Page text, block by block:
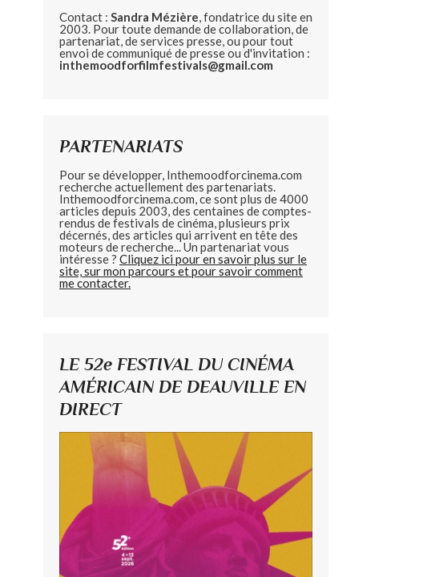
Contact : Sandra Mézière, fondatrice du site en
2003. Pour toute demande de collaboration, de
partenariat, de services presse, ou pour tout
envoi de communiqué de presse ou d'invitation :
inthemoodforfilmfestivals@gmail.com
PARTENARIATS
Pour se développer, Inthemoodforcinema.com
recherche actuellement des partenariats.
Inthemoodforcinema.com, ce sont plus de 4000
articles depuis 2003, des centaines de comptes-
rendus de festivals de cinéma, plusieurs prix
décernés, des articles qui arrivent en tête des
moteurs de recherche... Un partenariat vous
intéresse ? Cliquez ici pour en savoir plus sur le
site, sur mon parcours et pour savoir comment
me contacter.
LE 52e FESTIVAL DU CINÉMA
AMÉRICAIN DE DEAUVILLE EN
DIRECT